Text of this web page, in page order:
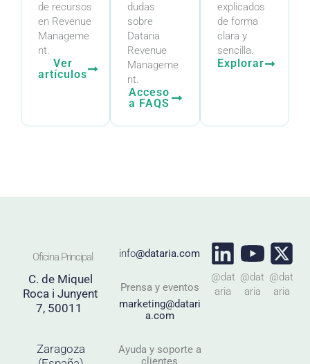
de recursos
en Revenue
Manageme
nt.
Ver
artículos
dudas
sobre
Dataria
Revenue
Manageme
nt.
Acceso
a FAQS
explicados
de forma
clara y
sencilla.
Explorar
Oficina Principal
C. de Miquel
Roca i Junyent
7, 50011
Zaragoza
info@dataria.com
Prensa y eventos
marketing@datari
a.com
Ayuda y soporte a
clientes
@dat
aria
@dat
aria
@dat
aria